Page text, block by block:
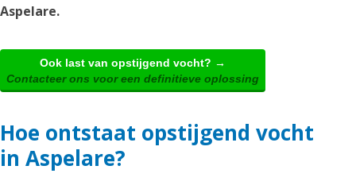
Aspelare.
Ook last van opstijgend vocht? →
Contacteer ons voor een definitieve oplossing
Hoe ontstaat opstijgend vocht
in Aspelare?